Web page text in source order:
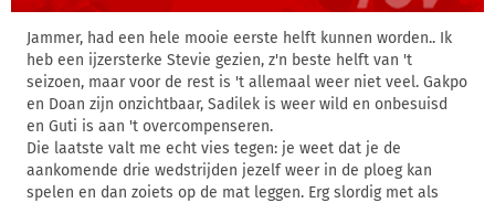
Jammer, had een hele mooie eerste helft kunnen worden.. Ik
heb een ijzersterke Stevie gezien, z'n beste helft van 't
seizoen, maar voor de rest is 't allemaal weer niet veel. Gakpo
en Doan zijn onzichtbaar, Sadilek is weer wild en onbesuisd
en Guti is aan 't overcompenseren.
Die laatste valt me echt vies tegen: je weet dat je de
aankomende drie wedstrijden jezelf weer in de ploeg kan
spelen en dan zoiets op de mat leggen. Erg slordig met als